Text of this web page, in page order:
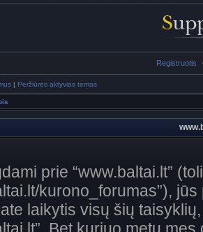
Registruotis
| Peržiūrėti aktyvias temas
prie “www.baltai.lt”
kurono_forumas”),
laikytis visų šių